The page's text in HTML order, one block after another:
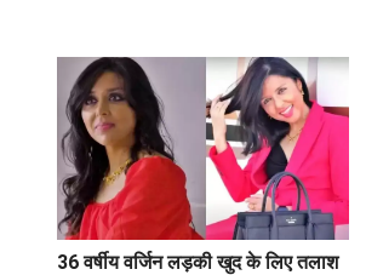
36 वर्षीय वर्जिन लड़की खुद के लिए तलाश